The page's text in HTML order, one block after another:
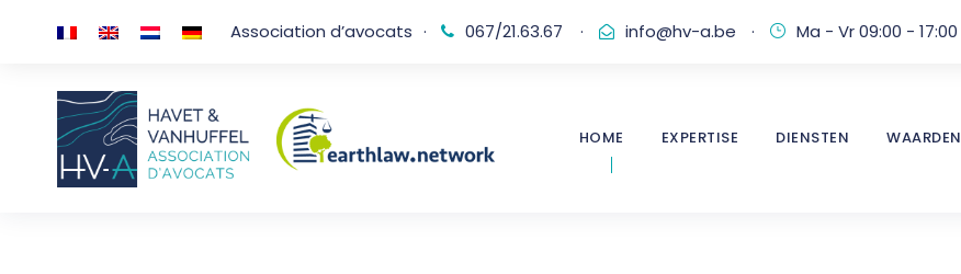
Association d’avocats · 067/21.63.67 · info@hv-a.be · Ma - Vr 09:00 - 17:00
HOME EXPERTISE DIENSTEN WAARDEN